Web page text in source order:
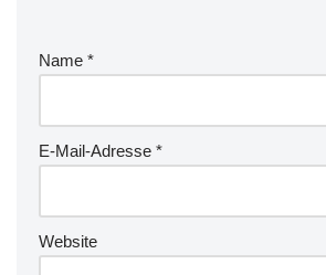
Name *
E-Mail-Adresse *
Website